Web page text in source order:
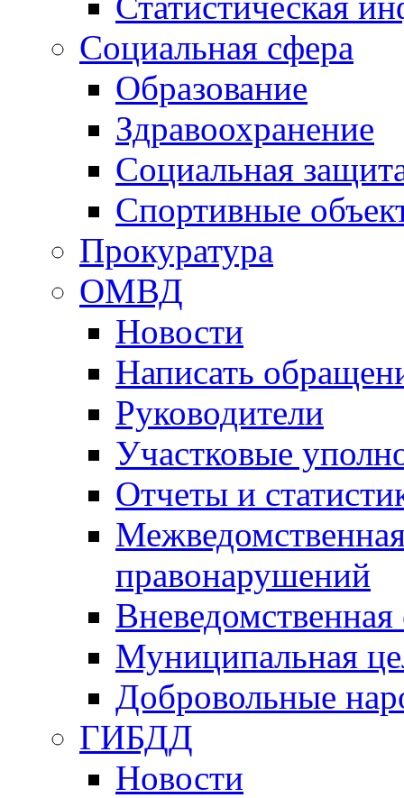
Социальная сфера
Образование
Здравоохранение
Социальная
Спортивные
Прокуратура
ОМВД
Новости
Написать
Руководители
Участковые
Отчеты и
правонарушений
Вневедомственная
Муниципальная
Добровольные
ГИБДД
Новости